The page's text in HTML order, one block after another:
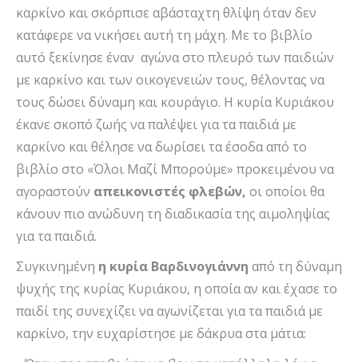
καρκίνο και σκόρπισε αβάσταχτη θλίψη όταν δεν
κατάφερε να νικήσει αυτή τη μάχη. Με το βιβλίο
αυτό ξεκίνησε έναν αγώνα στο πλευρό των παιδιών
με καρκίνο και των οικογενειών τους, θέλοντας να
τους δώσει δύναμη και κουράγιο. Η κυρία Κυριάκου
έκανε σκοπό ζωής να παλέψει για τα παιδιά με
καρκίνο και θέλησε να δωρίσει τα έσοδα από το
βιβλίο στο «Όλοι Μαζί Μπορούμε» προκειμένου να
αγοραστούν απεικονιστές φλεβών, οι οποίοι θα
κάνουν πιο ανώδυνη τη διαδικασία της αιμοληψίας
για τα παιδιά.
Συγκινημένη η κυρία Βαρδινογιάννη από τη δύναμη
ψυχής της κυρίας Κυριάκου, η οποία αν και έχασε το
παιδί της συνεχίζει να αγωνίζεται για τα παιδιά με
καρκίνο, την ευχαρίστησε με δάκρυα στα μάτια: